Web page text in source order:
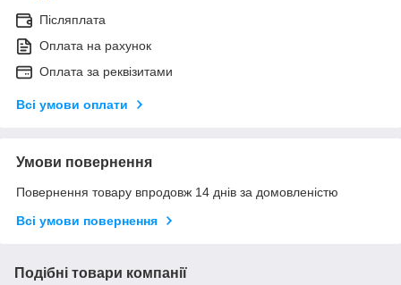
Післяплата
Оплата на рахунок
Оплата за реквізитами
Всі умови оплати
Умови повернення
Повернення товару впродовж 14 днів за домовленістю
Всі умови повернення
Подібні товари компанії